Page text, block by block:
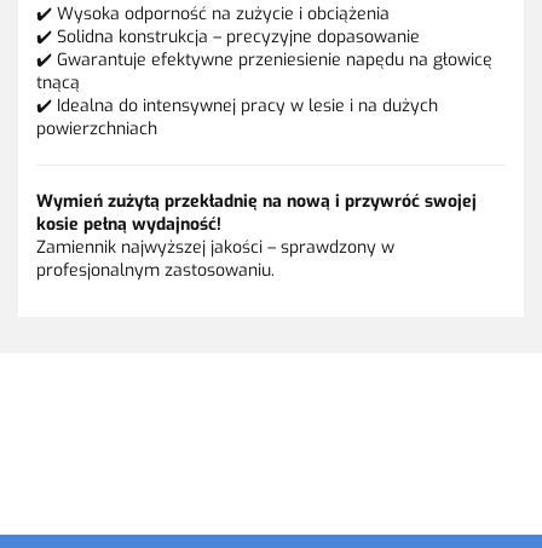
✔️ Wysoka odporność na zużycie i obciążenia
✔️ Solidna konstrukcja – precyzyjne dopasowanie
✔️ Gwarantuje efektywne przeniesienie napędu na głowicę
tnącą
✔️ Idealna do intensywnej pracy w lesie i na dużych
powierzchniach
Wymień zużytą przekładnię na nową i przywróć swojej
kosie pełną wydajność!
Zamiennik najwyższej jakości – sprawdzony w
profesjonalnym zastosowaniu.